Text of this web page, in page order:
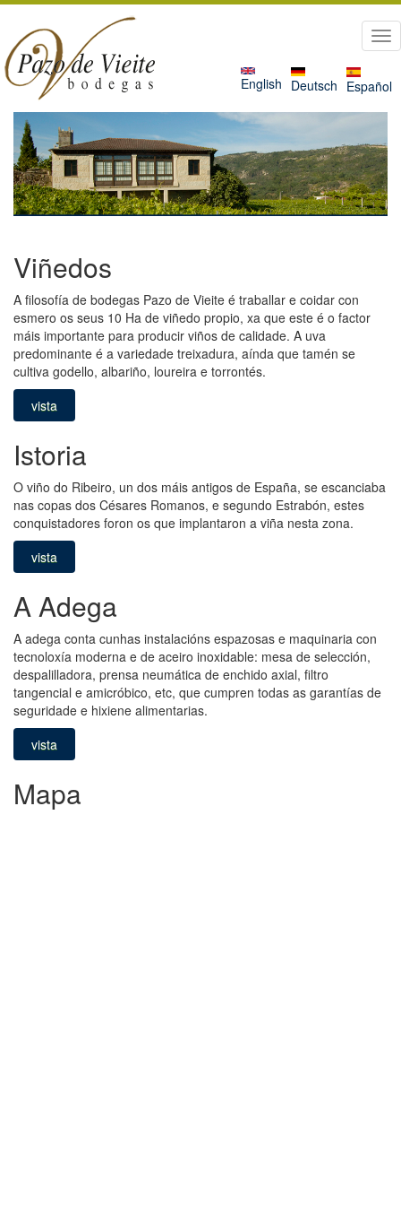
contido
principal
English Deutsch Español
Viñedos
A filosofía de bodegas Pazo de Vieite é traballar e coidar con
esmero os seus 10 Ha de viñedo propio, xa que este é o factor
máis importante para producir viños de calidade. A uva
predominante é a variedade treixadura, aínda que tamén se
cultiva godello, albariño, loureira e torrontés.
vista
Istoria
O viño do Ribeiro, un dos máis antigos de España, se escanciaba
nas copas dos Césares Romanos, e segundo Estrabón, estes
conquistadores foron os que implantaron a viña nesta zona.
vista
A Adega
A adega conta cunhas instalacións espazosas e maquinaria con
tecnoloxía moderna e de aceiro inoxidable: mesa de selección,
despalilladora, prensa neumática de enchido axial, filtro
tangencial e amicróbico, etc, que cumpren todas as garantías de
seguridade e hixiene alimentarias.
vista
Mapa